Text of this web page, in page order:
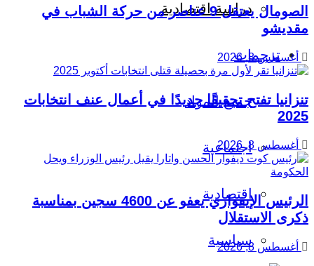
دراسة اقتصادية
ترجمات
جميع المواد
اجتماعية
اقتصادية
سياسية
الصومال يعتقل 9 عناصر من حركة الشباب في
مقديشو
أغسطس 8, 2026
تنزانيا تفتح تحقيقًا جديدًا في أعمال عنف انتخابات
2025
أغسطس 8, 2026
الرئيس الإيفواري يعفو عن 4600 سجين بمناسبة
ذكرى الاستقلال
أغسطس 8, 2026